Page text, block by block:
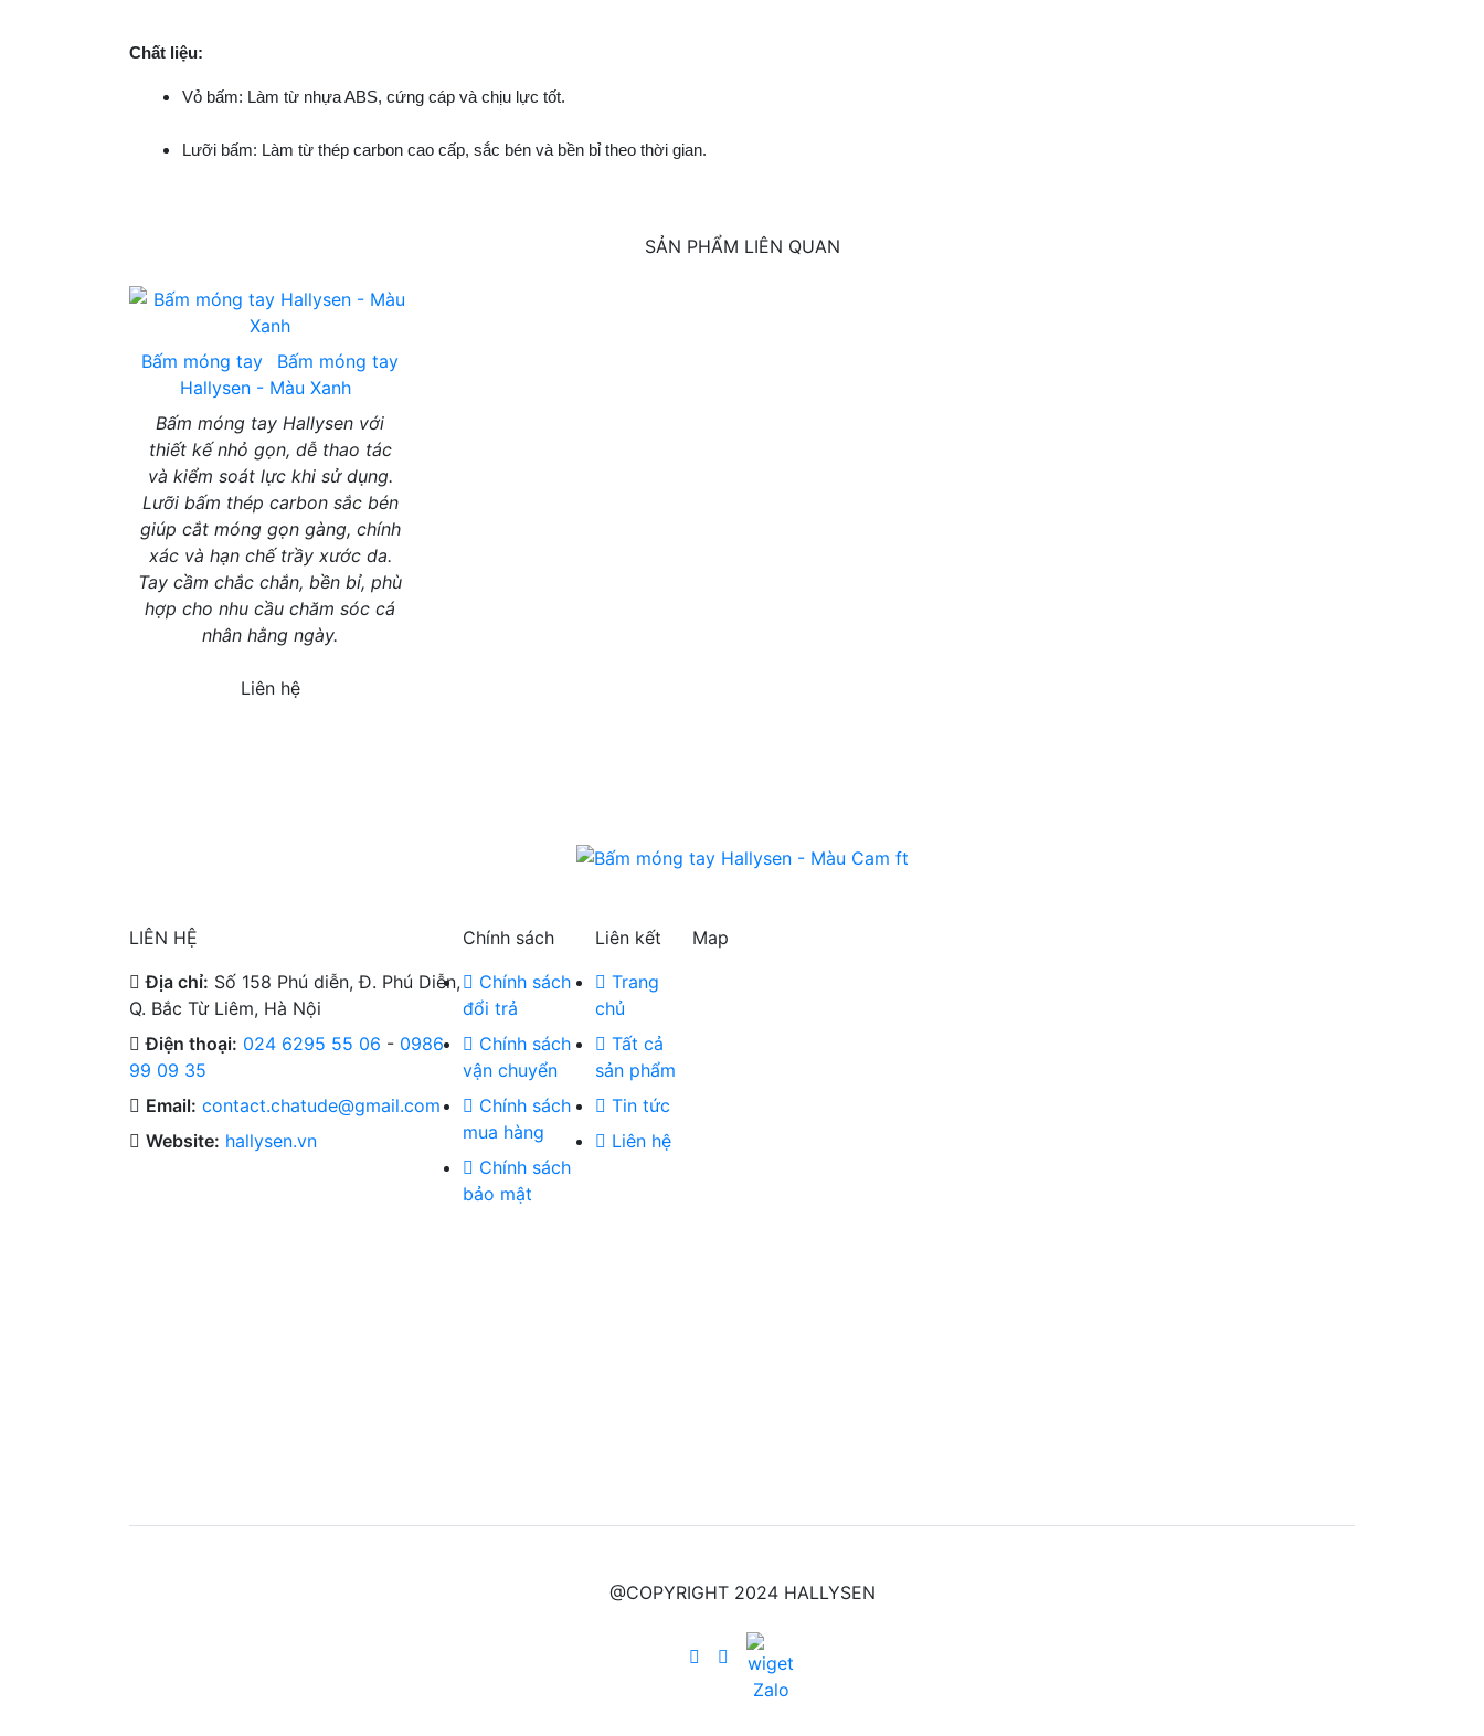
Chất liệu:
Vỏ bấm: Làm từ nhựa ABS, cứng cáp và chịu lực tốt.
Lưỡi bấm: Làm từ thép carbon cao cấp, sắc bén và bền bỉ theo thời gian.
SẢN PHẨM LIÊN QUAN
Bấm móng tay
Bấm móng tay
Hallysen - Màu Xanh
Bấm móng tay Hallysen với
thiết kế nhỏ gọn, dễ thao tác
và kiểm soát lực khi sử dụng.
Lưỡi bấm thép carbon sắc bén
giúp cắt móng gọn gàng, chính
xác và hạn chế trầy xước da.
Tay cầm chắc chắn, bền bỉ, phù
hợp cho nhu cầu chăm sóc cá
nhân hằng ngày.
Liên hệ
LIÊN HỆ
Địa chỉ: Số 158 Phú diễn, Đ. Phú Diễn,
Q. Bắc Từ Liêm, Hà Nội
Điện thoại: 024 6295 55 06 - 0986
99 09 35
Email: contact.chatude@gmail.com
Website: hallysen.vn
Chính sách
Chính sách
đổi trả
Chính sách
vận chuyển
Chính sách
mua hàng
Chính sách
bảo mật
Liên kết
Trang
chủ
Tất cả
sản phẩm
Tin tức
Liên hệ
Map
@COPYRIGHT 2024 HALLYSEN